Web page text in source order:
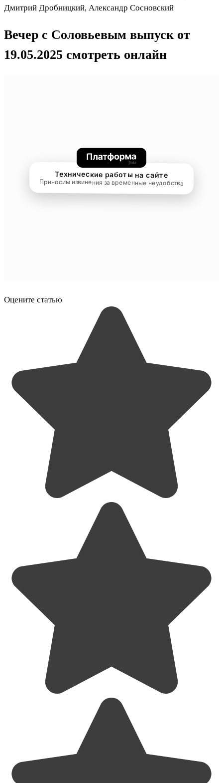
Дмитрий Дробницкий, Александр Сосновский
Вечер с Соловьевым выпуск от
19.05.2025 смотреть онлайн
Оцените статью